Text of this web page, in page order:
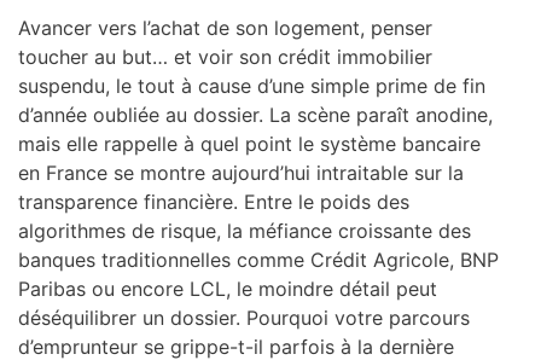
Avancer vers l’achat de son logement, penser
toucher au but… et voir son crédit immobilier
suspendu, le tout à cause d’une simple prime de fin
d’année oubliée au dossier. La scène paraît anodine,
mais elle rappelle à quel point le système bancaire
en France se montre aujourd’hui intraitable sur la
transparence financière. Entre le poids des
algorithmes de risque, la méfiance croissante des
banques traditionnelles comme Crédit Agricole, BNP
Paribas ou encore LCL, le moindre détail peut
déséquilibrer un dossier. Pourquoi votre parcours
d’emprunteur se grippe-t-il parfois à la dernière